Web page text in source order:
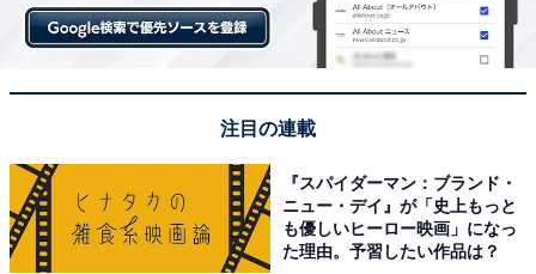
注目の連載
『スパイダーマン：ブランド・
ニュー・デイ』が「史上もっと
も優しいヒーロー映画」になっ
た理由。予習したい作品は？